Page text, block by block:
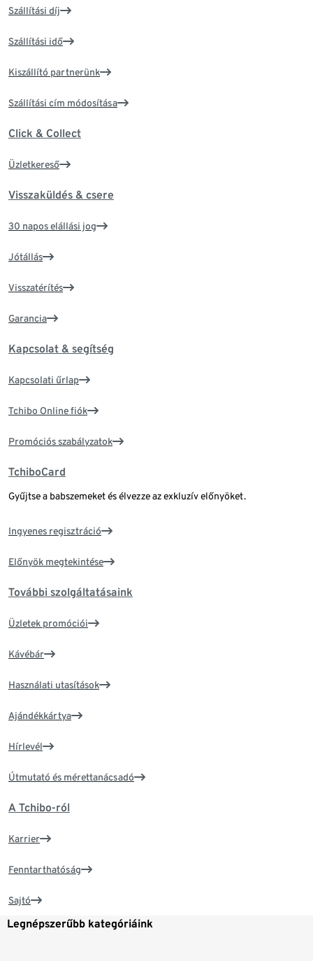
Szállítási díj
Szállítási idő
Kiszállító partnerünk
Szállítási cím módosítása
Click & Collect
Üzletkereső
Visszaküldés & csere
30 napos elállási jog
Jótállás
Visszatérítés
Garancia
Kapcsolat & segítség
Kapcsolati űrlap
Tchibo Online fiók
Promóciós szabályzatok
TchiboCard
Gyűjtse a babszemeket és élvezze az exkluzív előnyöket.
Ingyenes regisztráció
Előnyök megtekintése
További szolgáltatásaink
Üzletek promóciói
Kávébár
Használati utasítások
Ajándékkártya
Hírlevél
Útmutató és mérettanácsadó
A Tchibo-ról
Karrier
Fenntarthatóság
Sajtó
Legnépszerűbb kategóriáink